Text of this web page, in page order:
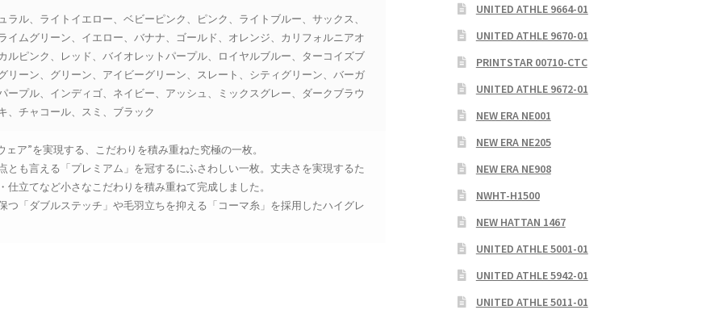
ラル、ライトイエロー、ベビーピンク、ピンク、ライトブルー、サックス、
イムグリーン、イエロー、バナナ、ゴールド、オレンジ、カリフォルニアオ
ルピンク、レッド、バイオレットパープル、ロイヤルブルー、ターコイズブ
リーン、グリーン、アイビーグリーン、スレート、シティグリーン、バーガ
ープル、インディゴ、ネイビー、アッシュ、ミックスグレー、ダークブラウ
、チャコール、スミ、ブラック
ェア”を実現する、こだわりを積み重ねた究極の一枚。
とも言える「プレミアム」を冠するにふさわしい一枚。丈夫さを実現するた
仕立てなど小さなこだわりを積み重ねて完成しました。
つ「ダブルステッチ」や毛羽立ちを抑える「コーマ糸」を採用したハイグレ
UNITED ATHLE 9664-01
UNITED ATHLE 9670-01
PRINTSTAR 00710-CTC
UNITED ATHLE 9672-01
NEW ERA NE001
NEW ERA NE205
NEW ERA NE908
NWHT-H1500
NEW HATTAN 1467
UNITED ATHLE 5001-01
UNITED ATHLE 5942-01
UNITED ATHLE 5011-01